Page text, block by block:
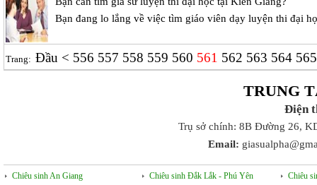
Bạn đang lo lắng về việc tìm giáo viên dạy luyện thi đại
Trang: Đầu < 556 557 558 559 560 561 562 563 564
TRUNG
Điện
Trụ sở chính: 8B Đường 26,
Email:
Chiêu sinh An Giang
Chiêu sinh Đắk Lắk - Phú Yên
Chiêu